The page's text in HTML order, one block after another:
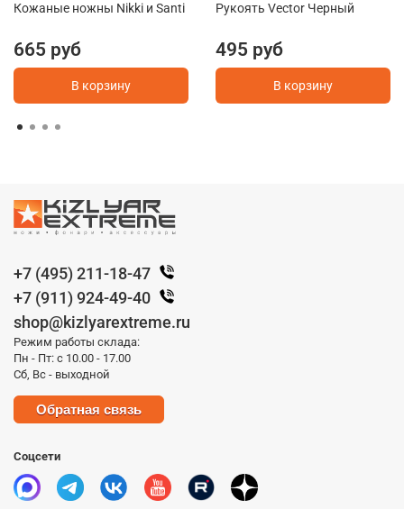
Кожаные ножны Nikki и Santi
665 руб
В корзину
Рукоять Vector Черный
495 руб
В корзину
+7 (495) 211-18-47
+7 (911) 924-49-40
shop@kizlyarextreme.ru
Режим работы склада:
Пн - Пт: с 10.00 - 17.00
Сб, Вс - выходной
Обратная связь
Соцсети